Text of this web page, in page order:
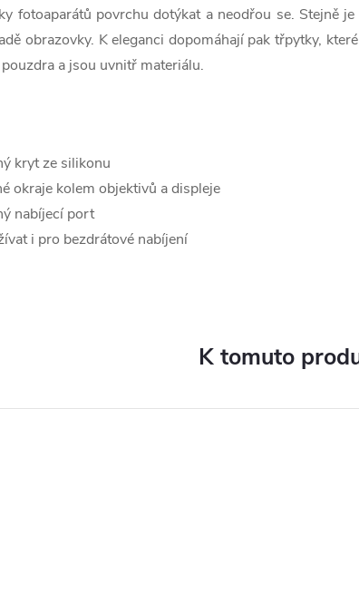
fotoaparátů povrchu dotýkat a neodřou se. Stejně
obrazovky. K eleganci dopomáhají pak třpytky,
a jsou uvnitř materiálu.
kryt ze silikonu
okraje kolem objektivů a displeje
nabíjecí port
i pro bezdrátové nabíjení
K tomuto